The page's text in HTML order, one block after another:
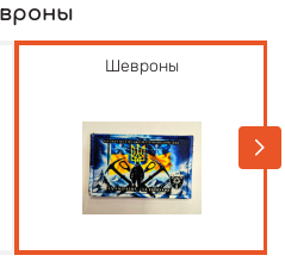
Шевроны